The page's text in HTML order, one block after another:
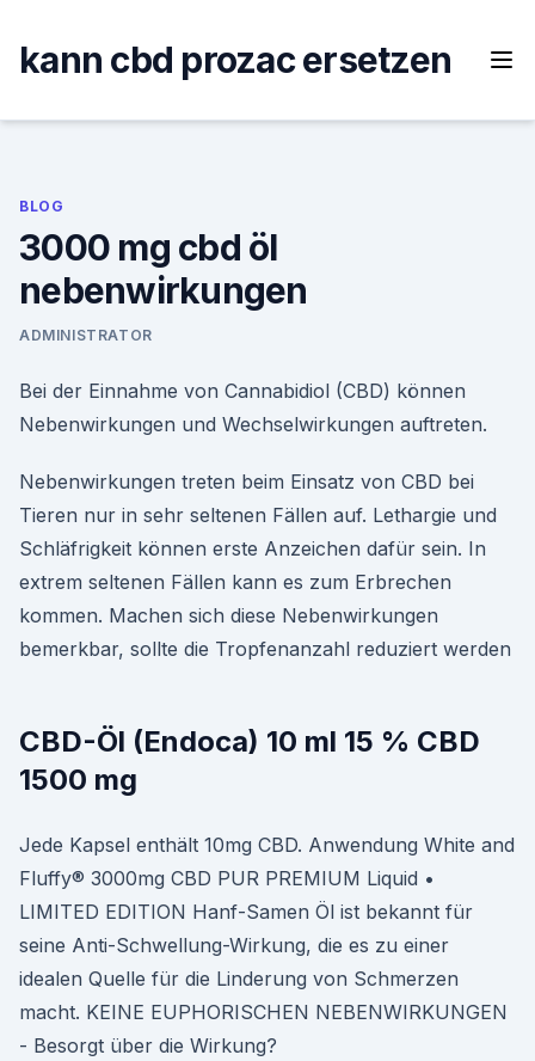
content
kann cbd prozac ersetzen
BLOG
3000 mg cbd öl
nebenwirkungen
ADMINISTRATOR
Bei der Einnahme von Cannabidiol (CBD) können
Nebenwirkungen und Wechselwirkungen auftreten.
Nebenwirkungen treten beim Einsatz von CBD bei
Tieren nur in sehr seltenen Fällen auf. Lethargie und
Schläfrigkeit können erste Anzeichen dafür sein. In
extrem seltenen Fällen kann es zum Erbrechen
kommen. Machen sich diese Nebenwirkungen
bemerkbar, sollte die Tropfenanzahl reduziert werden
CBD-Öl (Endoca) 10 ml 15 % CBD
1500 mg
Jede Kapsel enthält 10mg CBD. Anwendung White and
Fluffy® 3000mg CBD PUR PREMIUM Liquid •
LIMITED EDITION Hanf-Samen Öl ist bekannt für
seine Anti-Schwellung-Wirkung, die es zu einer
idealen Quelle für die Linderung von Schmerzen
macht. KEINE EUPHORISCHEN NEBENWIRKUNGEN
- Besorgt über die Wirkung?